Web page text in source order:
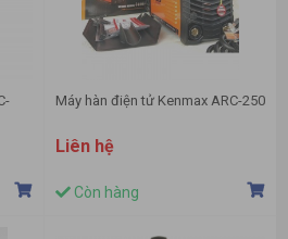
Máy hàn điện tử Kenmax ARC-250
Liên hệ
Còn hàng